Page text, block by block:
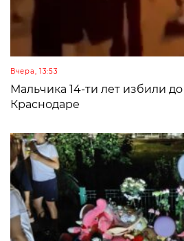
Вчера, 13:53
Мальчика 14-ти лет избили
Краснодаре